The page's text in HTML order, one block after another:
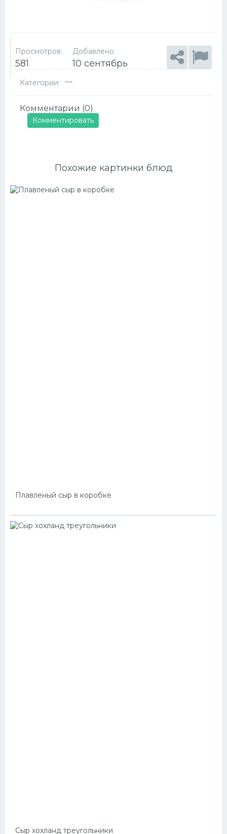
Просмотров:
581
Добавлено:
10 сентябрь
Категории: ---
Комментарии (0)
Комментировать
Похожие картинки блюд
Плавленый сыр в коробке
Сыр хохланд треугольники